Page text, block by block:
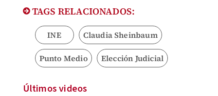
TAGS RELACIONADOS:
INE Claudia Sheinbaum
Punto Medio Elección Judicial
Últimos videos